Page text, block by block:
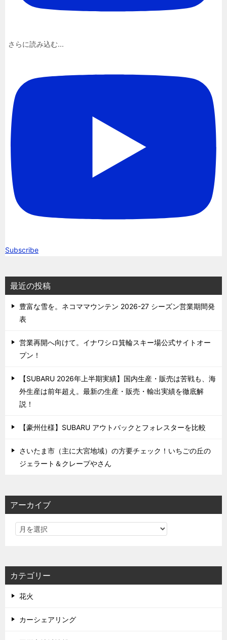
さらに読み込む...
Subscribe
最近の投稿
豊富な雪を。ネコママウンテン 2026-27 シーズン営業期間発
表
営業再開へ向けて。イナワシロ箕輪スキー場公式サイトオー
プン！
【SUBARU 2026年上半期実績】国内生産・販売は苦戦も、海
外生産は前年超え。最新の生産・販売・輸出実績を徹底解
説！
【豪州仕様】SUBARU アウトバックとフォレスターを比較
さいたま市（主に大宮地域）の方要チェック！いちごの丘の
ジェラート＆クレープやさん
アーカイブ
カテゴリー
花火
カーシェアリング